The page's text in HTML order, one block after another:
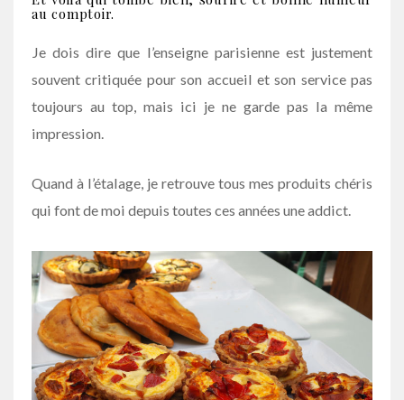
au comptoir.
Je dois dire que l’enseigne parisienne est justement
souvent critiquée pour son accueil et son service pas
toujours au top, mais ici je ne garde pas la même
impression.
Quand à l’étalage, je retrouve tous mes produits chéris
qui font de moi depuis toutes ces années une addict.